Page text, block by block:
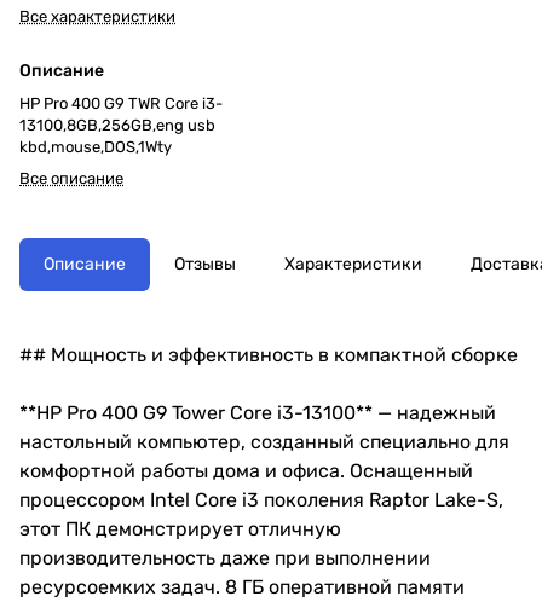
Все характеристики
Описание
HP Pro 400 G9 TWR Core i3-
13100,8GB,256GB,eng usb
kbd,mouse,DOS,1Wty
Все описание
Описание Отзывы Характеристики
## Мощность и эффективность в компактной сборке
**HP Pro 400 G9 Tower Core i3-13100** — надежный
настольный компьютер, созданный специально для
комфортной работы дома и офиса. Оснащенный
процессором Intel Core i3 поколения Raptor Lake-S,
этот ПК демонстрирует отличную
производительность даже при выполнении
ресурсоемких задач. 8 ГБ оперативной памяти